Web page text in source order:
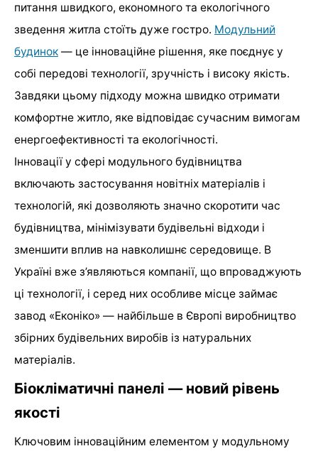
питання швидкого, економного та екологічного
зведення житла стоїть дуже гостро. Модульний
будинок — це інноваційне рішення, яке поєднує у
собі передові технології, зручність і високу якість.
Завдяки цьому підходу можна швидко отримати
комфортне житло, яке відповідає сучасним вимогам
енергоефективності та екологічності.
Інновації у сфері модульного будівництва
включають застосування новітніх матеріалів і
технологій, які дозволяють значно скоротити час
будівництва, мінімізувати будівельні відходи і
зменшити вплив на навколишнє середовище. В
Україні вже з’являються компанії, що впроваджують
ці технології, і серед них особливе місце займає
завод «Еконіко» — найбільше в Європі виробництво
збірних будівельних виробів із натуральних
матеріалів.
Біокліматичні панелі — новий рівень
якості
Ключовим інноваційним елементом у модульному